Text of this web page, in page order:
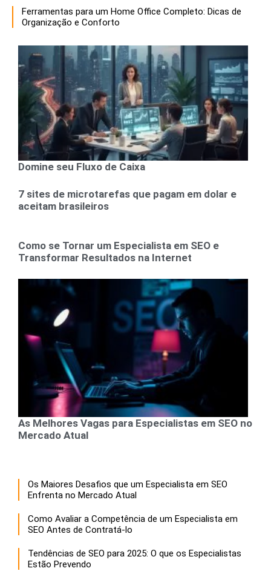
Ferramentas para um Home Office Completo: Dicas de
Organização e Conforto
Domine seu Fluxo de Caixa
7 sites de microtarefas que pagam em dolar e
aceitam brasileiros
Como se Tornar um Especialista em SEO e
Transformar Resultados na Internet
As Melhores Vagas para Especialistas em SEO no
Mercado Atual
Os Maiores Desafios que um Especialista em SEO
Enfrenta no Mercado Atual
Como Avaliar a Competência de um Especialista em
SEO Antes de Contratá-lo
Tendências de SEO para 2025: O que os Especialistas
Estão Prevendo